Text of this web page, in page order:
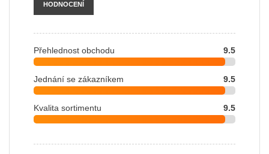
HODNOCENÍ
Přehlednost obchodu 9.5
Jednání se zákazníkem 9.5
Kvalita sortimentu 9.5